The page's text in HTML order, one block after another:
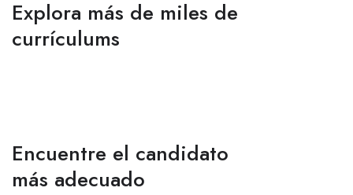
Explora más de miles de
currículums
Encuentre el candidato
más adecuado